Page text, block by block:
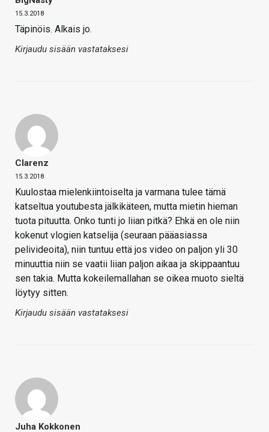
15.3.2018
Täpinöis. Alkais jo.
Kirjaudu sisään vastataksesi
Clarenz
15.3.2018
Kuulostaa mielenkiintoiselta ja varmana tulee tämä
katseltua youtubesta jälkikäteen, mutta mietin hieman
tuota pituutta. Onko tunti jo liian pitkä? Ehkä en ole niin
kokenut vlogien katselija (seuraan pääasiassa
pelivideoita), niin tuntuu että jos video on paljon yli 30
minuuttia niin se vaatii liian paljon aikaa ja skippaantuu
sen takia. Mutta kokeilemallahan se oikea muoto sieltä
löytyy sitten.
Kirjaudu sisään vastataksesi
Juha Kokkonen